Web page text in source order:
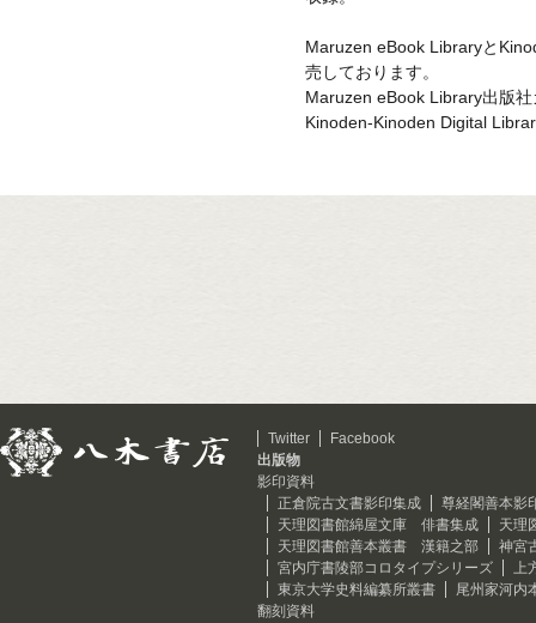
Maruzen eBook Libraryと
売しております。
Maruzen eBook Library出版
Kinoden-Kinoden Digital
Twitter
Facebook
出版物
影印資料
正倉院古文書影印集成
尊経閣善本影
天理図書館綿屋文庫 俳書集成
天理
天理図書館善本叢書 漢籍之部
神宮
宮内庁書陵部コロタイプシリーズ
上
東京大学史料編纂所叢書
尾州家河内
翻刻資料